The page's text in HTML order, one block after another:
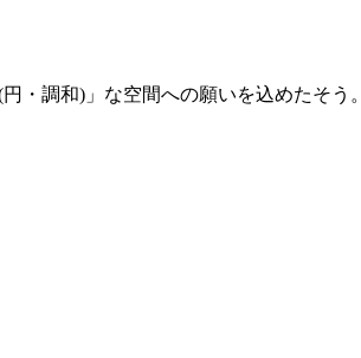
・調和)」な空間への願いを込めたそう。